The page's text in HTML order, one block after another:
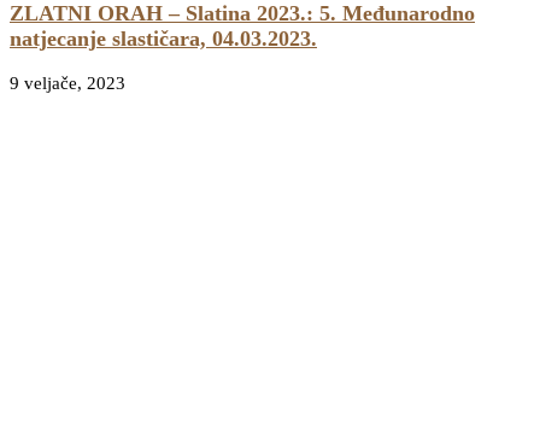
ZLATNI ORAH – Slatina 2023.: 5. Međunarodno
natjecanje slastičara, 04.03.2023.
9 veljače, 2023